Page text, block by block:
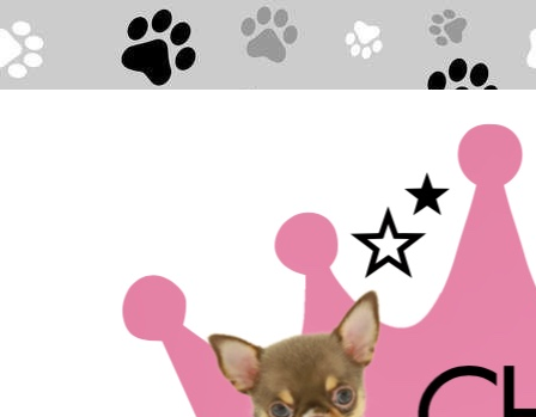
Direkt zum Seiteninhalt